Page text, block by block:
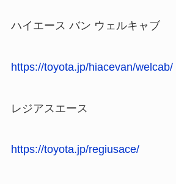
ハイエース バン ウェルキャブ
https://toyota.jp/hiacevan/welcab/
レジアスエース
https://toyota.jp/regiusace/